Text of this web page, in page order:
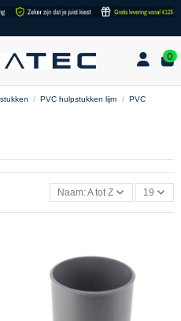
0
PVC hulpstukken lijm
PVC
Naam: A tot Z 19